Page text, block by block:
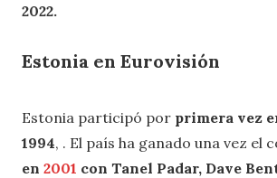
2022.
Estonia en Eurovisión
Estonia participó por primera vez
1994, . El país ha ganado una vez el
en 2001 con Tanel Padar, Dave